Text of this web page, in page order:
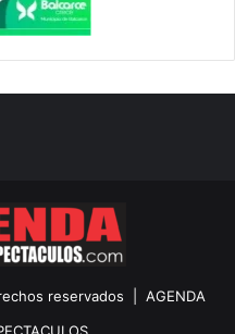
reservados | AGENDA